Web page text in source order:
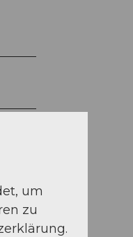
um
zu